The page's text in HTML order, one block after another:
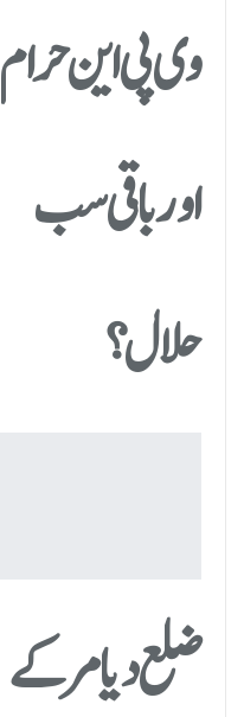
وی پی این حرام
اور باقی سب
حلال؟
ضلع دیامر کے